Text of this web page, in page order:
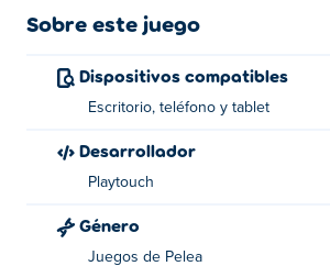
Sobre este juego
Dispositivos compatibles
Escritorio, teléfono y tablet
Desarrollador
Playtouch
Género
Juegos de Pelea